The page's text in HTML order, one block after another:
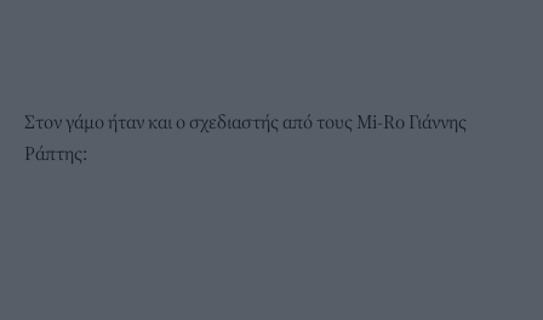
Στον γάμο ήταν και ο σχεδιαστής από τους Μi-Ro Γιάννης
Ράπτης: